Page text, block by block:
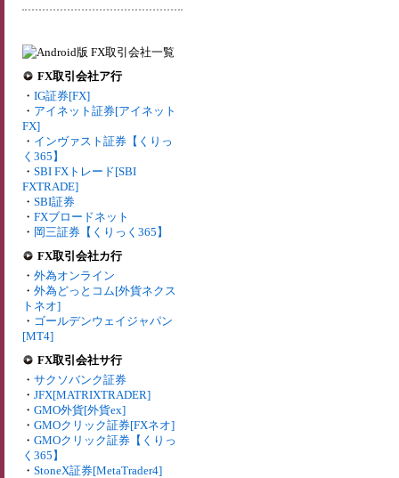
FX取引会社ア行
・ IG証券[FX]
・ アイネット証券[アイネット
FX]
・ インヴァスト証券【くりっ
く365】
・ SBI FXトレード[SBI
FXTRADE]
・ SBI証券
・ FXブロードネット
・ 岡三証券【くりっく365】
FX取引会社カ行
・ 外為オンライン
・ 外為どっとコム[外貨ネクス
トネオ]
・ ゴールデンウェイジャパン
[MT4]
FX取引会社サ行
・ サクソバンク証券
・ JFX[MATRIXTRADER]
・ GMO外貨[外貨ex]
・ GMOクリック証券[FXネオ]
・ GMOクリック証券【くりっ
く365】
・ StoneX証券[MetaTrader4]